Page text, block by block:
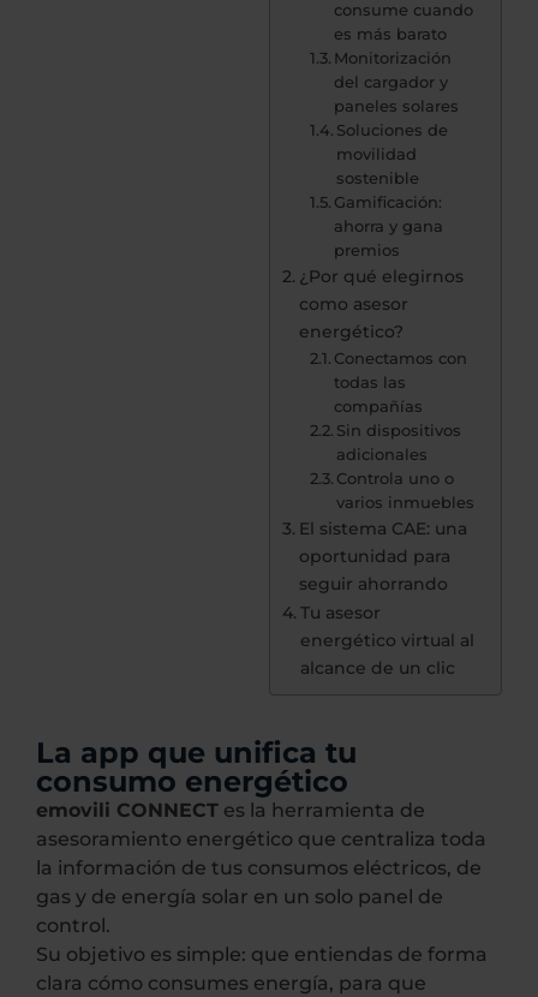
consume cuando
es más barato
Monitorización
del cargador y
paneles solares
Soluciones de
movilidad
sostenible
Gamificación:
ahorra y gana
premios
¿Por qué elegirnos
como asesor
energético?
Conectamos con
todas las
compañías
Sin dispositivos
adicionales
Controla uno o
varios inmuebles
El sistema CAE: una
oportunidad para
seguir ahorrando
Tu asesor
energético virtual al
alcance de un clic
La app que unifica tu
consumo energético
emovili CONNECT es la herramienta de
asesoramiento energético que centraliza toda
la información de tus consumos eléctricos, de
gas y de energía solar en un solo panel de
control.
Su objetivo es simple: que entiendas de forma
clara cómo consumes energía, para que